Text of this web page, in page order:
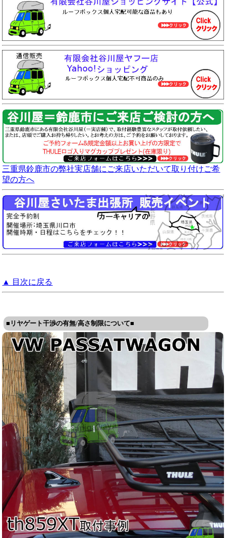
三重県鈴鹿市の弊社実店舗にご来店いただいて取り付けご希
望の方へ
▲ 目次に戻る
■リヤゲート干渉の有無/高さ制限について■